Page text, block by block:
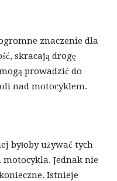
znaczenie dla
skracają drogę
prowadzić do
nad motocyklem.
byłoby używać tych
motocykla. Jednak nie
Istnieje